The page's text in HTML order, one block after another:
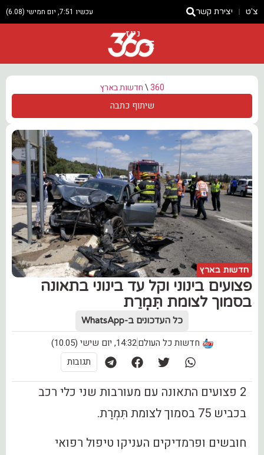
צ'ט יצירת קשר עכשיו 7:51, יום חמישי (6.08)
ניוז
360
\חדשות בארץ
שיתוף כתבה
חדשות בארץ
פצועים בינוני וקל עד בינוני בתאונה
בסמוך לצומת תִּמְרַת
כל העדכונים ב-WhatsApp
חדשות כל העולם14:32, יום שישי (10.05)
תגובות
2 פצועים התאונה עם מעורבות שני כלי רכב
בכביש 75 בסמוך לצומת תִּמְרַת.
חובשים ופרמדיקים העניקו טיפול רפואי